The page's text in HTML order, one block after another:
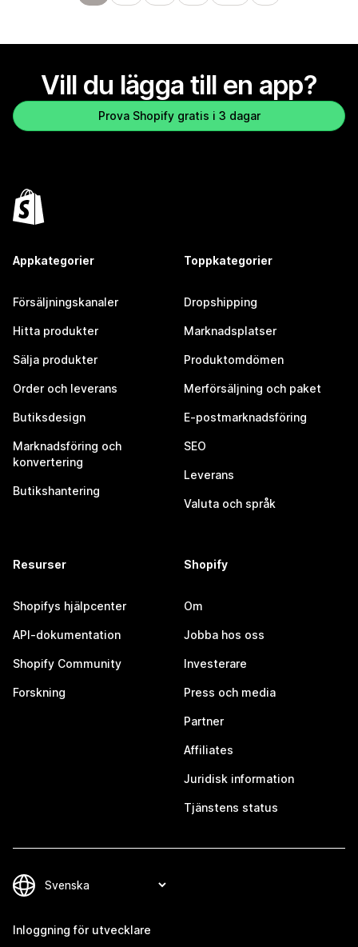
Vill du lägga till en app?
Prova Shopify gratis i 3 dagar
Appkategorier
Försäljningskanaler
Hitta produkter
Sälja produkter
Order och leverans
Butiksdesign
Marknadsföring och
konvertering
Butikshantering
Toppkategorier
Dropshipping
Marknadsplatser
Produktomdömen
Merförsäljning och paket
E-postmarknadsföring
SEO
Leverans
Valuta och språk
Resurser
Shopifys hjälpcenter
API-dokumentation
Shopify Community
Forskning
Shopify
Om
Jobba hos oss
Investerare
Press och media
Partner
Affiliates
Juridisk information
Tjänstens status
Inloggning för utvecklare